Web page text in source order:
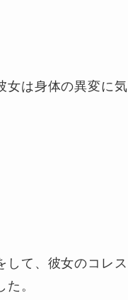
女は身体の異変に気
して、彼女のコレス
。